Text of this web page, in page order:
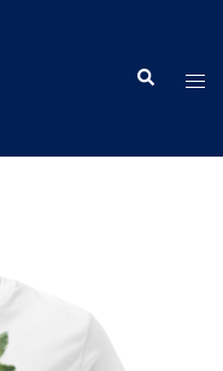
Search